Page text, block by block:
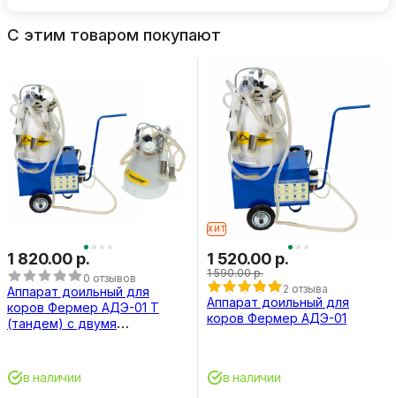
С этим товаром покупают
1 820.00 р.
0 отзывов
Аппарат доильный для
коров Фермер АДЭ-01 Т
(тандем) с двумя
в наличии
ХИТ
1 520.00 р.
1 590.00 р.
2 отзыва
Аппарат доильный для
коров Фермер АДЭ-01
в наличии